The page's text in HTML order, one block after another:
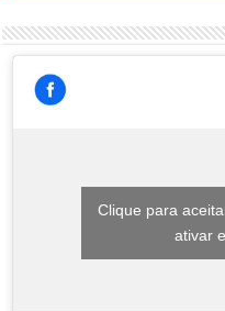
Clique para
ativar